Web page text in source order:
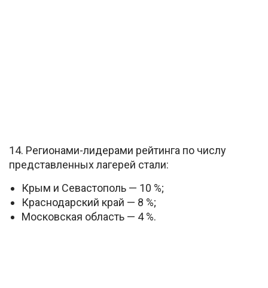
14. Регионами-лидерами рейтинга по числу
представленных лагерей стали:
Крым и Севастополь — 10 %;
Краснодарский край — 8 %;
Московская область — 4 %.